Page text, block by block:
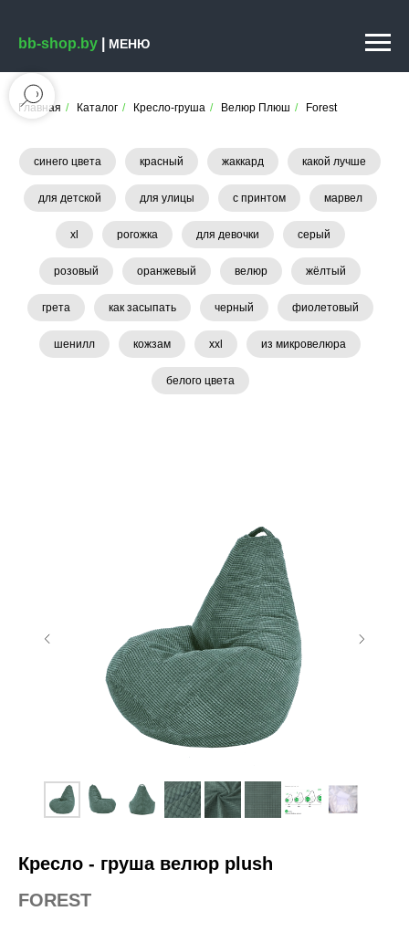
bb-shop.by МЕНЮ
Главная / Каталог / Кресло-груша / Велюр Плюш / Forest
синего цвета красный жаккард какой лучше
для детской для улицы с принтом марвел
xl рогожка для девочки серый
розовый оранжевый велюр жёлтый
грета как засыпать черный фиолетовый
шенилл кожзам xxl из микровелюра
белого цвета
Кресло - груша велюр plush
FOREST